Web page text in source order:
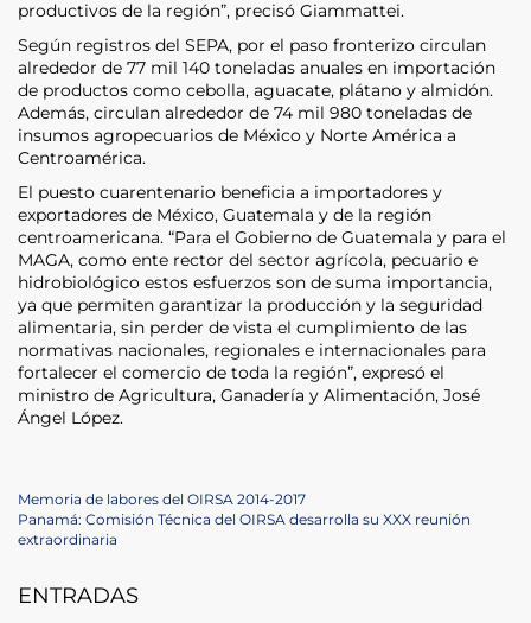
productivos de la región”, precisó Giammattei.
Según registros del SEPA, por el paso fronterizo circulan
alrededor de 77 mil 140 toneladas anuales en importación
de productos como cebolla, aguacate, plátano y almidón.
Además, circulan alrededor de 74 mil 980 toneladas de
insumos agropecuarios de México y Norte América a
Centroamérica.
El puesto cuarentenario beneficia a importadores y
exportadores de México, Guatemala y de la región
centroamericana. “Para el Gobierno de Guatemala y para el
MAGA, como ente rector del sector agrícola, pecuario e
hidrobiológico estos esfuerzos son de suma importancia,
ya que permiten garantizar la producción y la seguridad
alimentaria, sin perder de vista el cumplimiento de las
normativas nacionales, regionales e internacionales para
fortalecer el comercio de toda la región”, expresó el
ministro de Agricultura, Ganadería y Alimentación, José
Ángel López.
Navegación
de
entradas
Previous
Post
Memoria de labores del OIRSA 2014-2017
Next
Post
Panamá: Comisión Técnica del OIRSA desarrolla su XXX reunión
extraordinaria
ENTRADAS